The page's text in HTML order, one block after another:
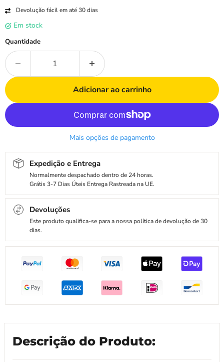
Devolução fácil em até 30 dias
Em stock
Quantidade
Adicionar ao carrinho
Mais opções de pagamento
Expedição e Entrega
Normalmente despachado dentro de 24 horas.
Grátis 3-7 Dias Úteis Entrega Rastreada na UE.
Devoluções
Este produto qualifica-se para a nossa política de devolução de 30
dias.
Descrição do Produto: